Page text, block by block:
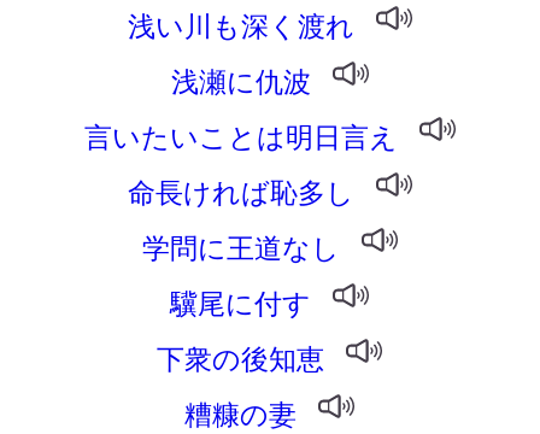
浅い川も深く渡れ
浅瀬に仇波
言いたいことは明日言え
命長ければ恥多し
学問に王道なし
驥尾に付す
下衆の後知恵
糟糠の妻